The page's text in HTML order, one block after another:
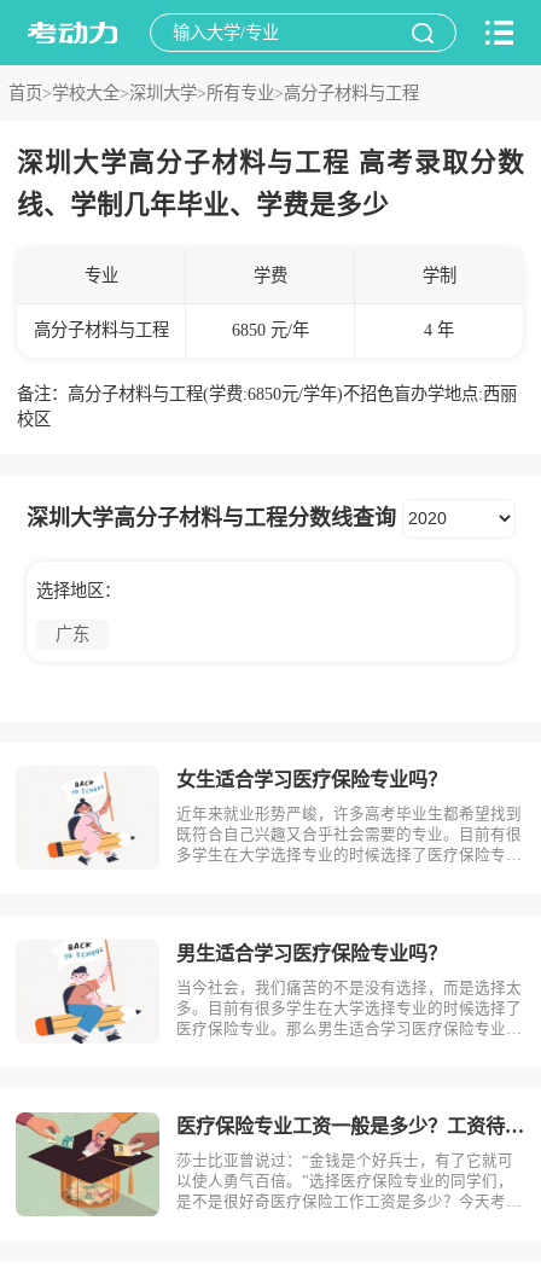
首页>学校大全>深圳大学>所有专业>高分子材料与工程
深圳大学高分子材料与工程 高考录取分数
线、学制几年毕业、学费是多少
专业 学费 学制
高分子材料与工程 6850 元/年 4 年
备注：高分子材料与工程(学费:6850元/学年)不招色盲办学地点:西丽
校区
深圳大学高分子材料与工程分数线查询
选择地区：
广东
女生适合学习医疗保险专业吗？
近年来就业形势严峻，许多高考毕业生都希望找到
既符合自己兴趣又合乎社会需要的专业。目前有很
多学生在大学选择专业的时候选择了医疗保险专
男生适合学习医疗保险专业吗？
当今社会，我们痛苦的不是没有选择，而是选择太
多。目前有很多学生在大学选择专业的时候选择了
医疗保险专业。那么男生适合学习医疗保险专业
医疗保险专业工资一般是多少？工资待遇好吗？
莎士比亚曾说过：“金钱是个好兵士，有了它就可
以使人勇气百倍。”选择医疗保险专业的同学们，
是不是很好奇医疗保险工作工资是多少？今天考动